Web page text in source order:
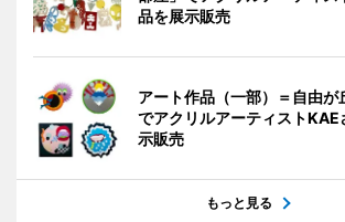
品を展示販売
アート作品（一部）＝自由が
でアクリルアーティストKAE
示販売
もっと見る